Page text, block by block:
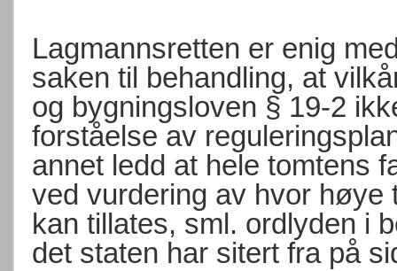
Lagmannsretten er enig
saken til behandling, at
og bygningsloven § 19-2
forståelse av
annet ledd at hele tomtens
ved vurdering av hvor høye
kan tillates, sml. ordlyden i
det staten har sitert fra på